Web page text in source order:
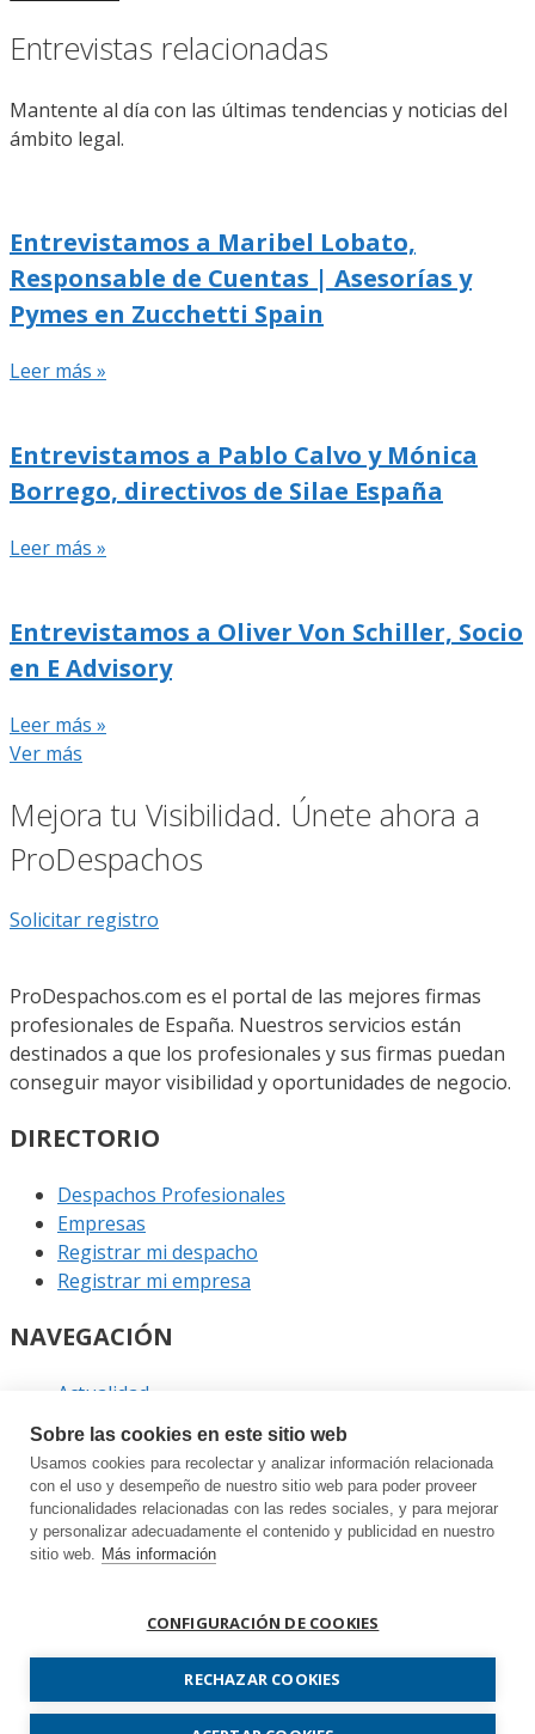
Entrevistas relacionadas
Mantente al día con las últimas tendencias y noticias del
ámbito legal.
Entrevistamos a Maribel Lobato,
Responsable de Cuentas | Asesorías y
Pymes en Zucchetti Spain
Leer más »
Entrevistamos a Pablo Calvo y Mónica
Borrego, directivos de Silae España
Leer más »
Entrevistamos a Oliver Von Schiller, Socio
en E Advisory
Leer más »
Ver más
Mejora tu Visibilidad. Únete ahora a
ProDespachos
Solicitar registro
ProDespachos.com es el portal de las mejores firmas
profesionales de España. Nuestros servicios están
destinados a que los profesionales y sus firmas puedan
conseguir mayor visibilidad y oportunidades de negocio.
DIRECTORIO
Despachos Profesionales
Empresas
Registrar mi despacho
Registrar mi empresa
NAVEGACIÓN
Actualidad
Podcast
Entrevistas
Eventos
ENLACES
Política de privacidad
Prodespachos.com © 2026 Todos los derechos
Sobre las cookies en este sitio web
Usamos cookies para recolectar y analizar información relacionada
con el uso y desempeño de nuestro sitio web para poder proveer
funcionalidades relacionadas con las redes sociales, y para mejorar
y personalizar adecuadamente el contenido y publicidad en nuestro
sitio web. Más información
CONFIGURACIÓN DE COOKIES
RECHAZAR COOKIES